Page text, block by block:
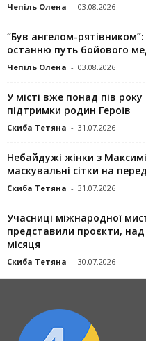
Чепіль Олена - 03.08.2026
“Був ангелом-
останню путь бойового
Чепіль Олена - 03.08.2026
У місті вже понад пів
підтримки родин Героїв
Скиба Тетяна - 31.07.2026
Небайдужі жінки з
маскувальні сітки на
Скиба Тетяна - 31.07.2026
Учасниці міжнародної
представили проєкти,
місяця
Скиба Тетяна - 30.07.2026